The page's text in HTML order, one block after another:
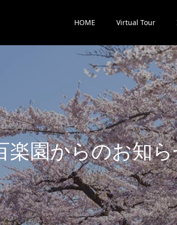
HOME Virtual Tour
楽園からのお知ら
最